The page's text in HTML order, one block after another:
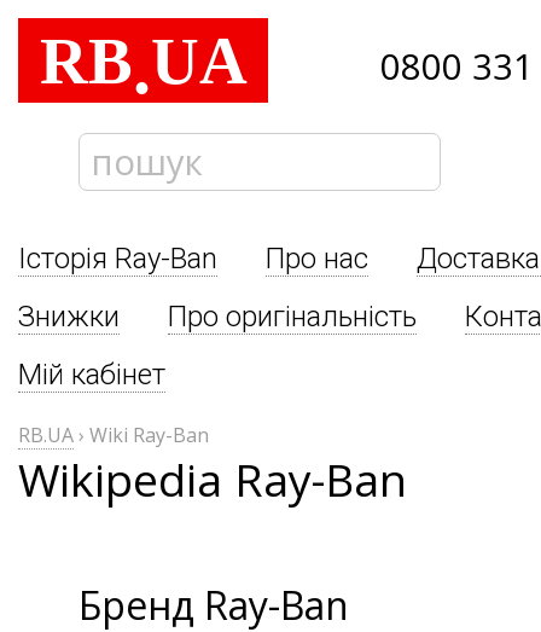
RB.UA 0800
Історія Ray-Ban Про нас
Знижки
Про оригінальність
Мій кабінет
RB.UA› Wiki Ray-Ban
Wikipedia Ray-Ban
Бренд Ray-Ban